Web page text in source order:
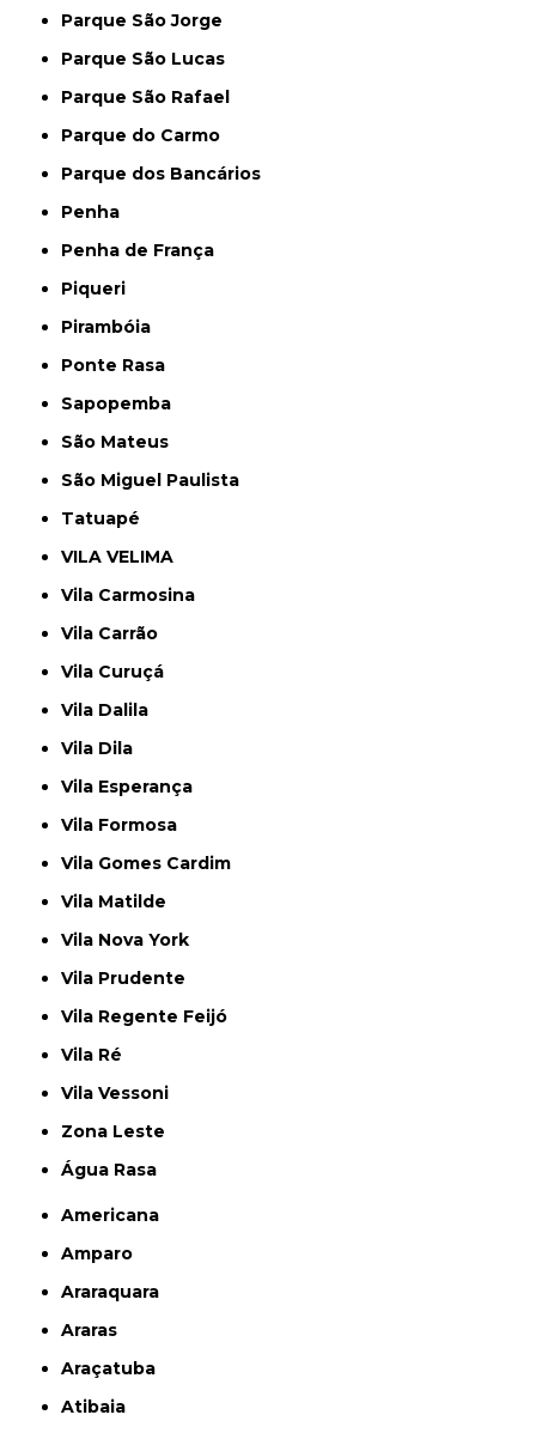
Parque São Jorge
Parque São Lucas
Parque São Rafael
Parque do Carmo
Parque dos Bancários
Penha
Penha de França
Piqueri
Pirambóia
Ponte Rasa
Sapopemba
São Mateus
São Miguel Paulista
Tatuapé
VILA VELIMA
Vila Carmosina
Vila Carrão
Vila Curuçá
Vila Dalila
Vila Dila
Vila Esperança
Vila Formosa
Vila Gomes Cardim
Vila Matilde
Vila Nova York
Vila Prudente
Vila Regente Feijó
Vila Ré
Vila Vessoni
Zona Leste
Água Rasa
Americana
Amparo
Araraquara
Araras
Araçatuba
Atibaia